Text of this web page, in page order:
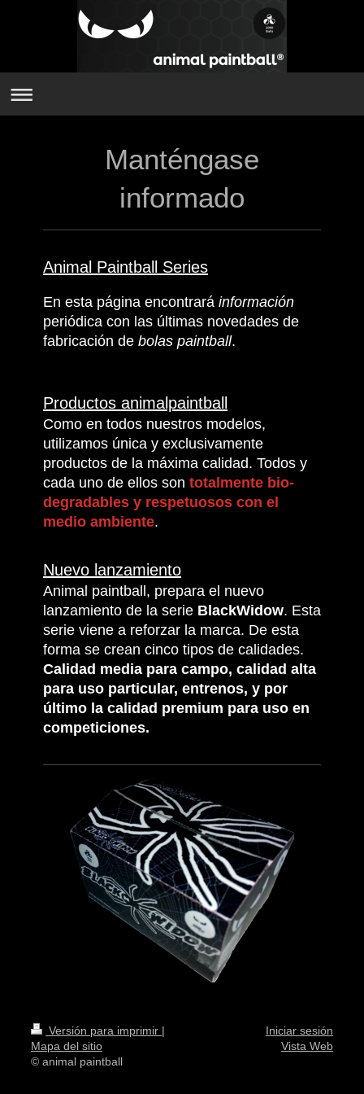
Manténgase
informado
Animal Paintball Series
En esta página encontrará información
periódica con las últimas novedades de
fabricación de bolas paintball.
Productos animalpaintball
Como en todos nuestros modelos,
utilizamos única y exclusivamente
productos de la máxima calidad. Todos y
cada uno de ellos son totalmente bio-
degradables y respetuosos con el
medio ambiente.
Nuevo lanzamiento
Animal paintball, prepara el nuevo
lanzamiento de la serie BlackWidow. Esta
serie viene a reforzar la marca. De esta
forma se crean cinco tipos de calidades.
Calidad media para campo, calidad alta
para uso particular, entrenos, y por
último la calidad premium para uso en
competiciones.
Versión para imprimir |
Mapa del sitio
© animal paintball
Iniciar sesión
Vista Web